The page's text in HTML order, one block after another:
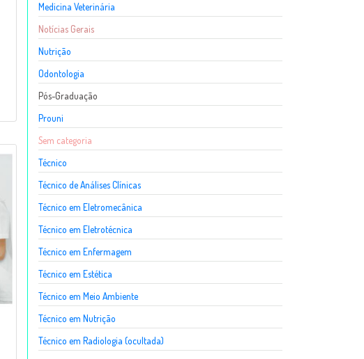
Medicina Veterinária
Notícias Gerais
Nutrição
Odontologia
Pós-Graduação
Prouni
Sem categoria
Técnico
Técnico de Análises Clínicas
Técnico em Eletromecânica
Técnico em Eletrotécnica
Técnico em Enfermagem
Técnico em Estética
Técnico em Meio Ambiente
Técnico em Nutrição
Técnico em Radiologia (ocultada)